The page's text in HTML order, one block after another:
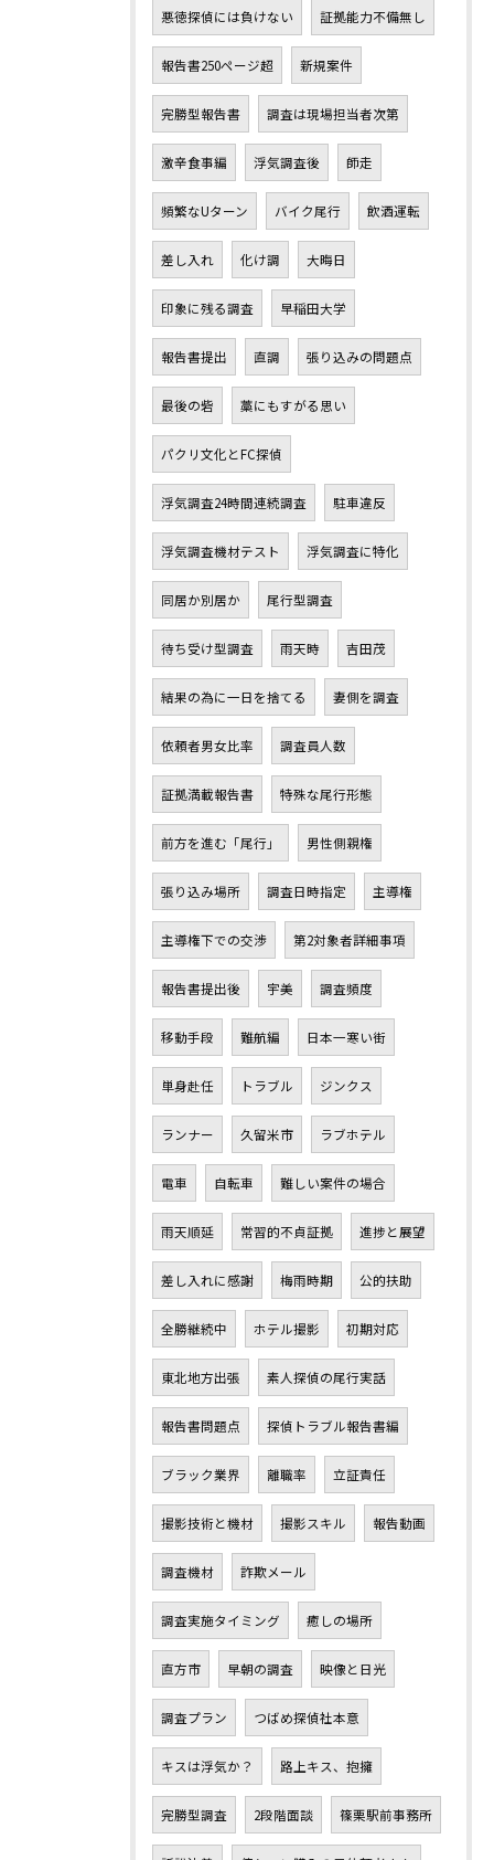
悪徳探偵には負けない 証拠能力不備無し
報告書250ページ超 新規案件
完勝型報告書 調査は現場担当者次第
激辛食事編 浮気調査後 師走
頻繁なUターン バイク尾行 飲酒運転
差し入れ 化け調 大晦日
印象に残る調査 早稲田大学
報告書提出 直調 張り込みの問題点
最後の砦 藁にもすがる思い
パクリ文化とFC探偵
浮気調査24時間連続調査 駐車違反
浮気調査機材テスト 浮気調査に特化
同居か別居か 尾行型調査
待ち受け型調査 雨天時 吉田茂
結果の為に一日を捨てる 妻側を調査
依頼者男女比率 調査員人数
証拠満載報告書 特殊な尾行形態
前方を進む「尾行」 男性側親権
張り込み場所 調査日時指定 主導権
主導権下での交渉 第2対象者詳細事項
報告書提出後 宇美 調査頻度
移動手段 難航編 日本一寒い街
単身赴任 トラブル ジンクス
ランナー 久留米市 ラブホテル
電車 自転車 難しい案件の場合
雨天順延 常習的不貞証拠 進捗と展望
差し入れに感謝 梅雨時期 公的扶助
全勝継続中 ホテル撮影 初期対応
東北地方出張 素人探偵の尾行実話
報告書問題点 探偵トラブル報告書編
ブラック業界 離職率 立証責任
撮影技術と機材 撮影スキル 報告動画
調査機材 詐欺メール
調査実施タイミング 癒しの場所
直方市 早朝の調査 映像と日光
調査プラン つばめ探偵社本意
キスは浮気か？ 路上キス、抱擁
完勝型調査 2段階面談 篠栗駅前事務所